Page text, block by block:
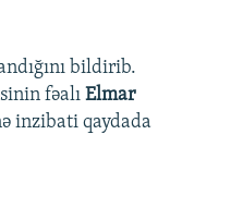
bildirib.
fəalı Elmar
inzibati qaydada